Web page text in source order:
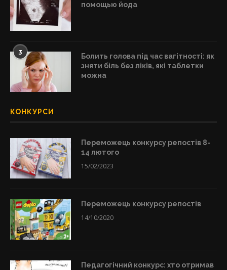
помощью йода
3
Болить голова під час вагітності: як
зняти біль без ліків, які таблетки
можна
КОНКУРСИ
Переможець конкурсу репостів 8-
14 лютого
15/02/2023
Переможець конкурсу репостів
14/10/2020
Педагогічний конкурс: хто отримав